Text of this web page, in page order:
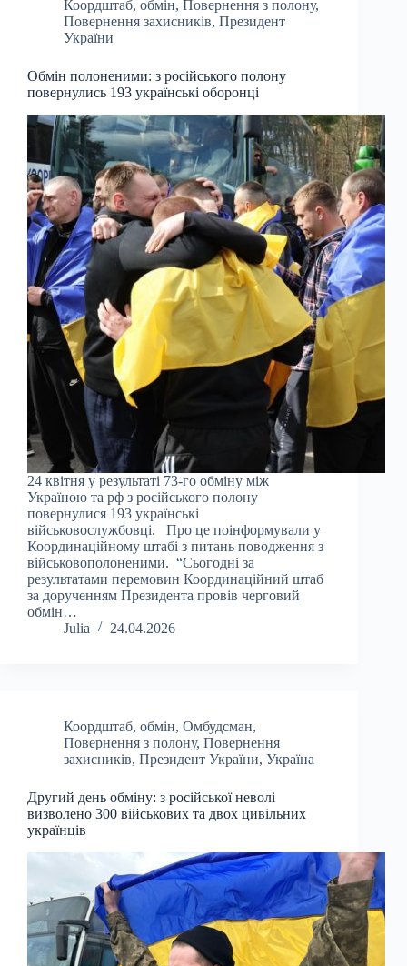
Коордштаб, обмін, Повернення з полону,
Повернення захисників, Президент
України
Обмін полоненими: з російського полону
повернулись 193 українські оборонці
24 квітня у результаті 73-го обміну між
Україною та рф з російського полону
повернулися 193 українські
військовослужбовці. Про це поінформували у
Координаційному штабі з питань поводження з
військовополоненими. “Сьогодні за
результатами перемовин Координаційний штаб
за дорученням Президента провів черговий
обмін…
Julia
24.04.2026
Коордштаб, обмін, Омбудсман,
Повернення з полону, Повернення
захисників, Президент України, Україна
Другий день обміну: з російської неволі
визволено 300 військових та двох цивільних
українців